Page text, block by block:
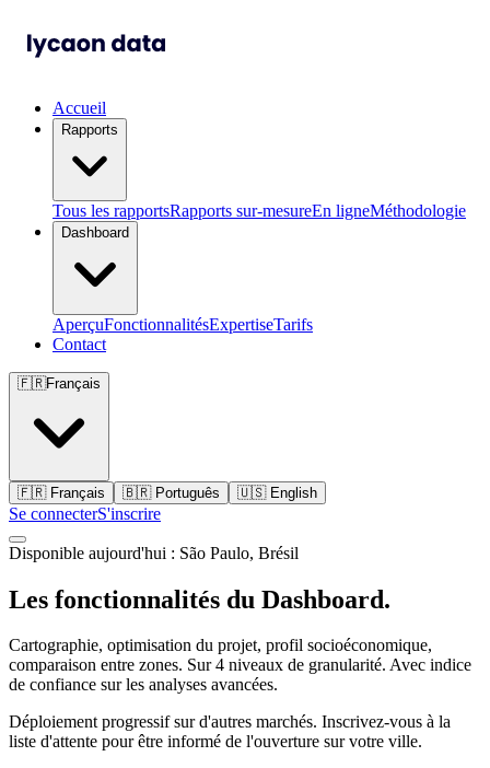
Accueil
Rapports
Tous les rapportsRapports sur-mesureEn ligneMéthodologie
Dashboard
AperçuFonctionnalitésExpertiseTarifs
Contact
🇫🇷Français
🇫🇷 Français 🇧🇷 Português 🇺🇸 English
Se connecterS'inscrire
Disponible aujourd'hui : São Paulo, Brésil
Les fonctionnalités du Dashboard.
Cartographie, optimisation du projet, profil socioéconomique,
comparaison entre zones. Sur 4 niveaux de granularité. Avec indice
de confiance sur les analyses avancées.
Déploiement progressif sur d'autres marchés. Inscrivez-vous à la
liste d'attente pour être informé de l'ouverture sur votre ville.